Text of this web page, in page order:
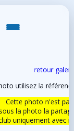
retour
utilisez la
Cette photo n'est
la photo la
uniquement avec